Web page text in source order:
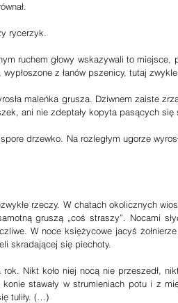
rycerzyk.
z łanów pszenicy, tutaj zwykle
ani nie zdeptały kopyta pasących się
gruszą „coś straszy”. Nocami
W noce księżycowe jacyś żołnierze
skradającej się piechoty.
stawały w strumieniach potu i z
tuliły. (…)